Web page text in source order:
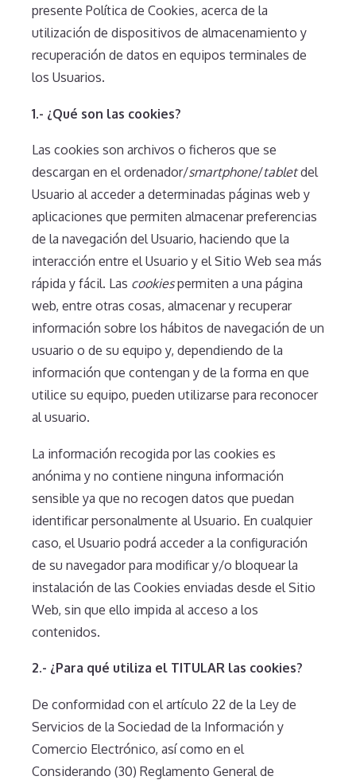
presente Política de Cookies, acerca de la
utilización de dispositivos de almacenamiento y
recuperación de datos en equipos terminales de
los Usuarios.
1.- ¿Qué son las cookies?
Las cookies son archivos o ficheros que se
descargan en el ordenador/smartphone/tabletdel
Usuario al acceder a determinadas páginas web y
aplicaciones que permiten almacenar preferencias
de la navegación del Usuario, haciendo que la
interacción entre el Usuario y el Sitio Web sea más
rápida y fácil. Las cookiespermiten a una página
web, entre otras cosas, almacenar y recuperar
información sobre los hábitos de navegación de un
usuario o de su equipo y, dependiendo de la
información que contengan y de la forma en que
utilice su equipo, pueden utilizarse para reconocer
al usuario.
La información recogida por las cookies es
anónima y no contiene ninguna información
sensible ya que no recogen datos que puedan
identificar personalmente al Usuario. En cualquier
caso, el Usuario podrá acceder a la configuración
de su navegador para modificar y/o bloquear la
instalación de las Cookies enviadas desde el Sitio
Web, sin que ello impida al acceso a los
contenidos.
2.- ¿Para qué utiliza el TITULAR las cookies?
De conformidad con el artículo 22 de la Ley de
Servicios de la Sociedad de la Información y
Comercio Electrónico, así como en el
Considerando (30) Reglamento General de